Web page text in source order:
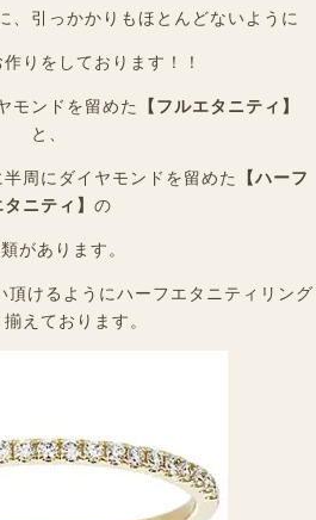
、引っかかりもほとんどないように
りをしております！！
モンドを留めた 【フルエタニティ】
と、
周にダイヤモンドを留めた 【ハーフ
タニティ】 の
があります。
けるようにハーフエタニティリング
えております。